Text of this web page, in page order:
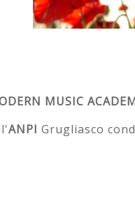
MUSIC
ANPI Grugliasco